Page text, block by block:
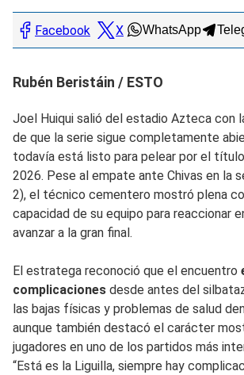
Facebook X WhatsApp
Rubén Beristáin / ESTO
Joel Huiqui salió del estadio Azteca con
de que la serie sigue completamente
todavía está listo para pelear por el
2026. Pese al empate ante Chivas en la
2), el técnico cementero mostró plena
capacidad de su equipo para reaccionar
avanzar a la gran final.
El estratega reconoció que el encuentro
complicaciones desde antes del
las bajas físicas y problemas de salud
aunque también destacó el carácter
jugadores en uno de los partidos más
“Está es la Liguilla, siempre hay